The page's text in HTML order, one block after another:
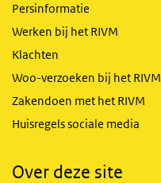
Persinformatie
Werken bij het RIVM
Klachten
Woo-verzoeken bij het RIVM
Zakendoen met het RIVM
Huisregels sociale media
Over deze site